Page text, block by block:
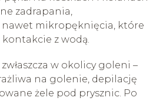
zadrapania,
nawet mikropęknięcia, które
z wodą.
w okolicy goleni –
na golenie, depilację
żele pod prysznic. Po